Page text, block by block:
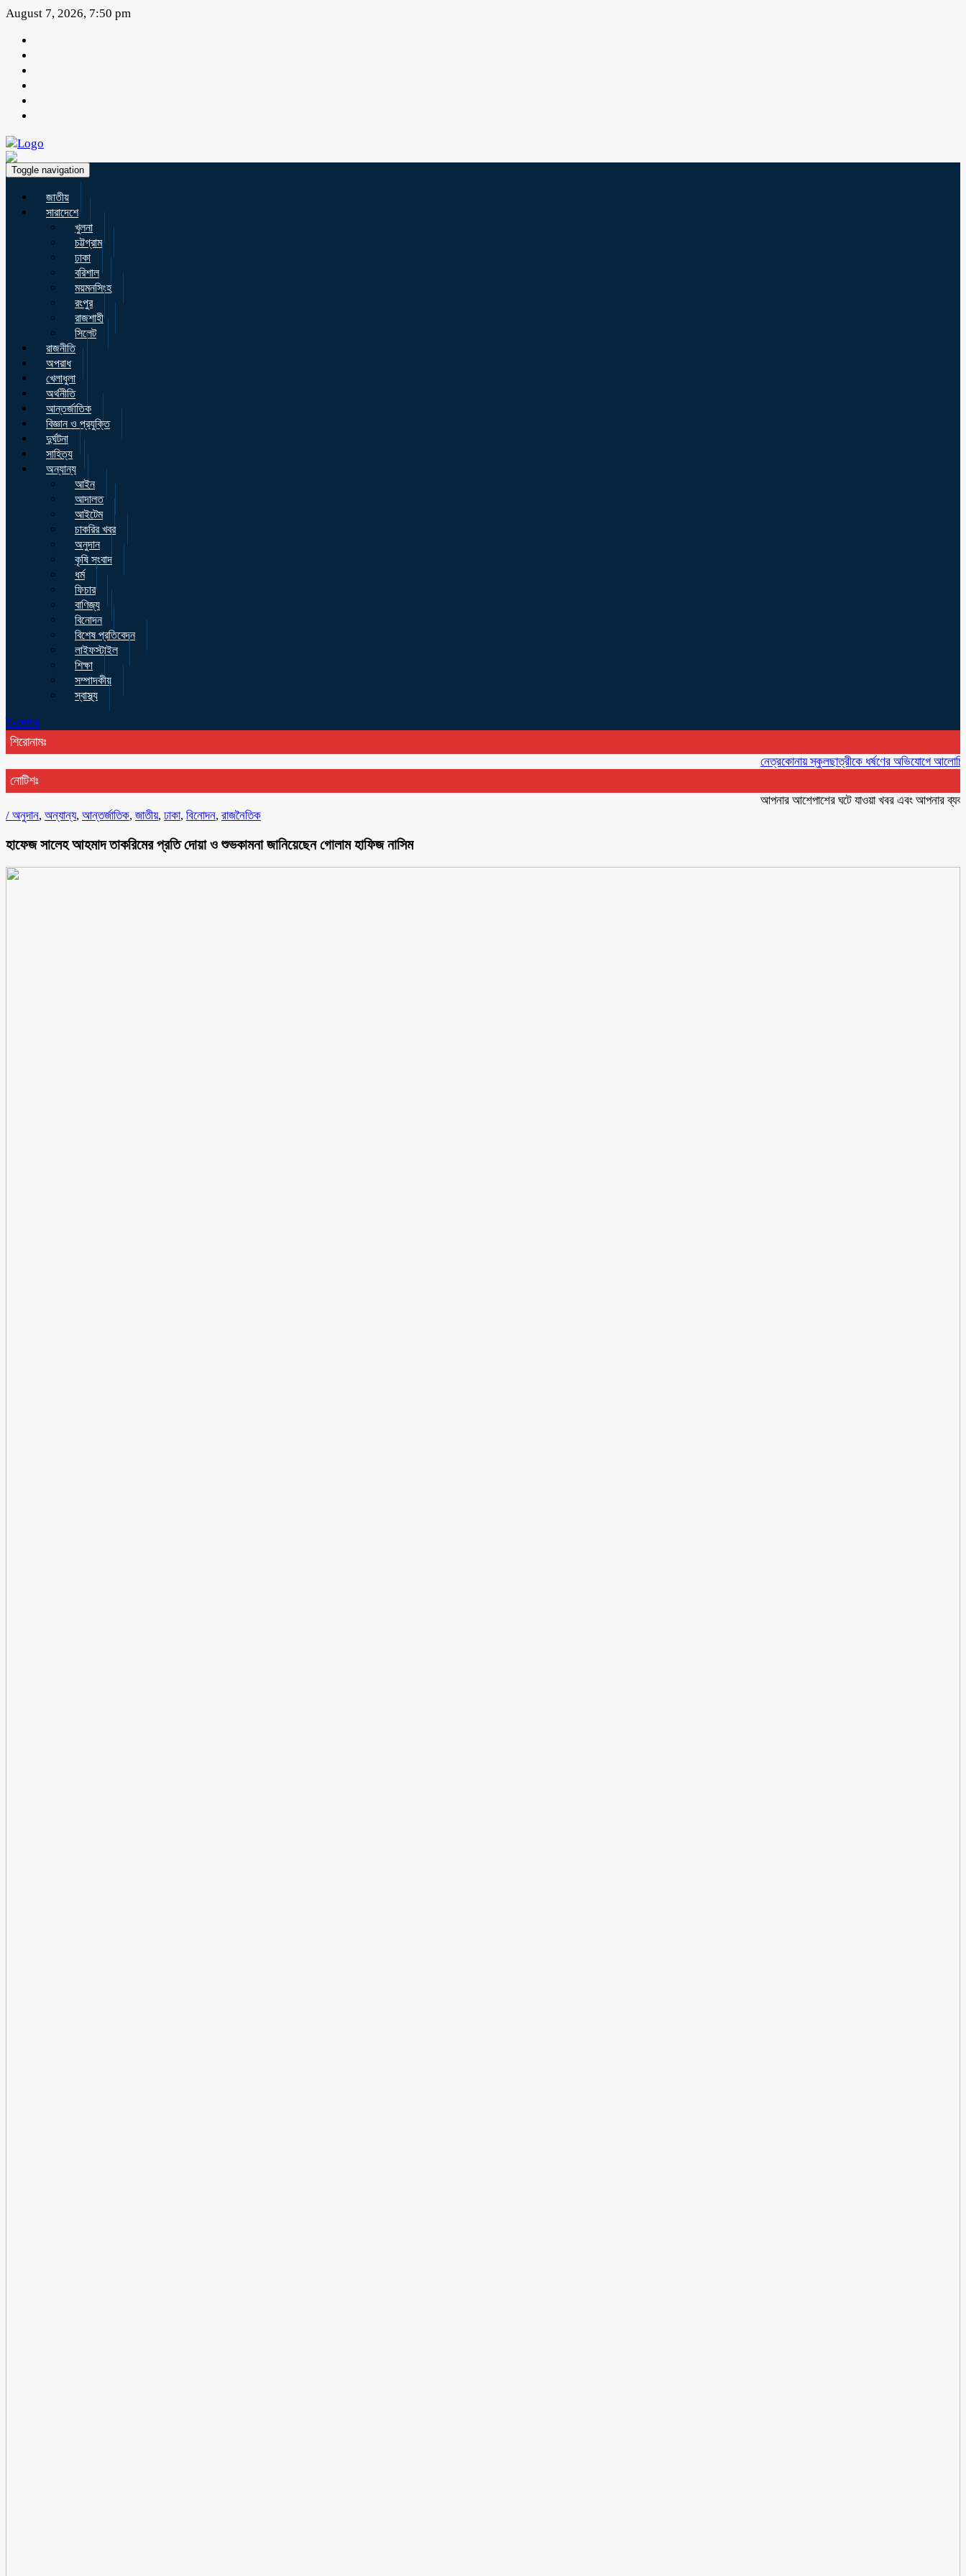
August 7, 2026, 7:50 pm
Toggle navigation
জাতীয়
সারাদেশে
খুলনা
চট্টগ্রাম
ঢাকা
বরিশাল
ময়মনসিংহ
রংপুর
রাজশাহী
সিলেট
রাজনীতি
অপরাধ
খেলাধুলা
অর্থনীতি
আন্তর্জাতিক
বিজ্ঞান ও প্রযুক্তি
দুর্ঘটনা
সাহিত্য
অন্যান্য
আইন
আদালত
আইটেম
চাকরির খবর
অনুদান
কৃষি সংবাদ
ধর্ম
ফিচার
বাণিজ্য
বিনোদন
বিশেষ প্রতিবেদন
লাইফস্টাইল
শিক্ষা
সম্পাদকীয়
স্বাস্থ্য
ই-পেপার
শিরোনামঃ
নেত্রকোনায় স্কুলছাত্রীকে ধর্ষণের অভিযোগে আলোচিত
নোটিশঃ
আপনার আশেপাশের ঘটে যাওয়া খবর এবং আপনার ব্যবসার
/ অনুদান, অন্যান্য, আন্তর্জাতিক, জাতীয়, ঢাকা, বিনোদন, রাজনৈতিক
হাফেজ সালেহ আহমাদ তাকরিমের প্রতি দোয়া ও শুভকামনা জানিয়েছেন গোলাম হাফিজ নাসিম